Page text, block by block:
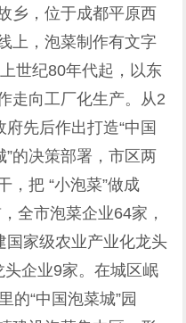
乡，位于成都平原西
上，泡菜制作有文字
世纪80年代起，以东
走向工厂化生产。从2
先后作出打造“中国
”的决策部署，市区两
，把 “小泡菜”做成
全市泡菜企业64家，
国家级农业产业化龙头
企业9家。在城区岷
的“中国泡菜城”园